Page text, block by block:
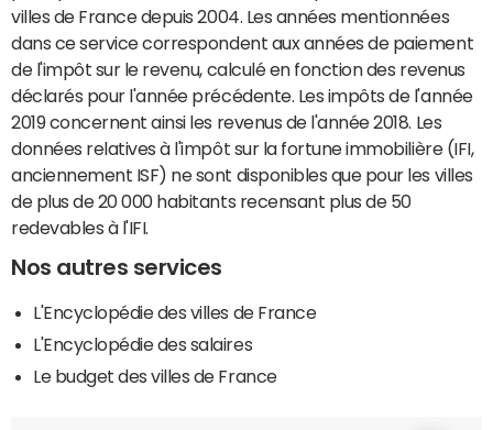
villes de France depuis 2004. Les années mentionnées
dans ce service correspondent aux années de paiement
de l'impôt sur le revenu, calculé en fonction des revenus
déclarés pour l'année précédente. Les impôts de l'année
2019 concernent ainsi les revenus de l'année 2018. Les
données relatives à l'impôt sur la fortune immobilière (IFI,
anciennement ISF) ne sont disponibles que pour les villes
de plus de 20 000 habitants recensant plus de 50
redevables à l'IFI.
Nos autres services
L'Encyclopédie des villes de France
L'Encyclopédie des salaires
Le budget des villes de France